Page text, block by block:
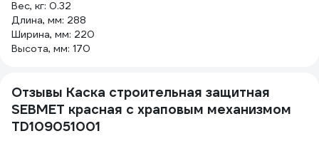
Вес, кг: 0.32
Длина, мм: 288
Ширина, мм: 220
Высота, мм: 170
Отзывы Каска строительная защитная
SEBMET красная с храповым механизмом
TD109051001